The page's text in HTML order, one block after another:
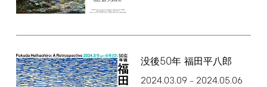
没後50年 福田平八郎
2024.03.09– 2024.05.06